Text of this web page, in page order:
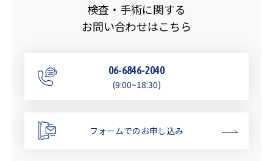
検査・手術に関する
お問い合わせはこちら
06-6846-2040
(9:00~18:30)
フォームでのお申し込み